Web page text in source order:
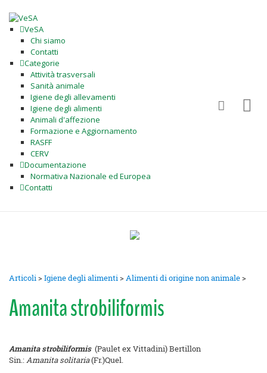
VeSA
Chi siamo
Contatti
Categorie
Attività trasversali
Sanità animale
Igiene degli allevamenti
Igiene degli alimenti
Animali d'affezione
Formazione e Aggiornamento
RASFF
CERV
Documentazione
Normativa Nazionale ed Europea
Contatti
Articoli>Igiene degli alimenti>Alimenti di origine non animale>
Amanita strobiliformis
Amanita strobiliformis (Paulet ex Vittadini) Bertillon
Sin.:Amanita solitaria(Fr.)Quel.